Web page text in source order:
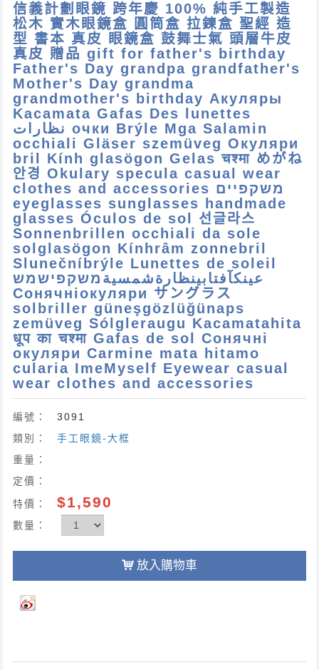
信義計劃眼鏡 跨年慶 100% 純手工製造
松木 實木眼鏡盒 圓筒盒 拉鍊盒 聖經 造
型 書本 真皮 眼鏡盒 鼓舞士氣 頭層牛皮
真皮 贈品 gift for father's birthday
Father's Day grandpa grandfather's
Mother's Day grandma
grandmother's birthday Акуляры
Kacamata Gafas Des lunettes
نظارات очки Brýle Mga Salamin
occhiali Gläser szemüveg Окуляри
bril Kính glasögon Gelas चश्मा めがね
안경 Okulary specula casual wear
clothes and accessories משקפיים
eyeglasses sunglasses handmade
glasses Óculos de sol 선글라스
Sonnenbrillen occhiali da sole
solglasögon Kínhrâm zonnebril
Slunečníbrýle Lunettes de soleil
عینکآفتابینظارةشمسيةמשקפישמש
Сонячніокуляри サングラス
solbriller güneşgözlüğünaps
zemüveg Sólgleraugu Kacamatahita
धूप का चश्मा Gafas de sol Сонячні
окуляри Carmine mata hitamo
cularia ImeMyself Eyewear casual
wear clothes and accessories
編號：
3091
類別：
手工眼鏡-大框
重量：
定價：
特價：
$1,590
數量：
放入購物車